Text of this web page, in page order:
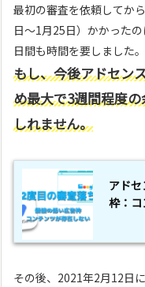
最初の審査を依頼してか
日〜1月25日）かかった
日間も時間を要しました
もし、今後アドセン
め最大で3週間程度
しれません。
アド
枠：
その後、2021年2月12日